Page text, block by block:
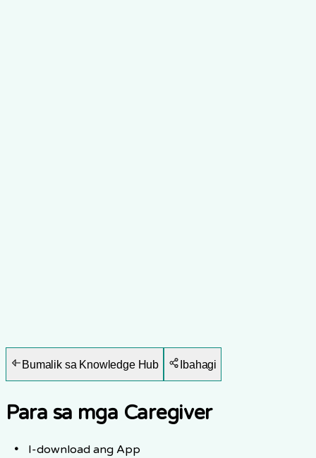
Bumalik sa Knowledge Hub Ibahagi
Para sa mga Caregiver
I-download ang App